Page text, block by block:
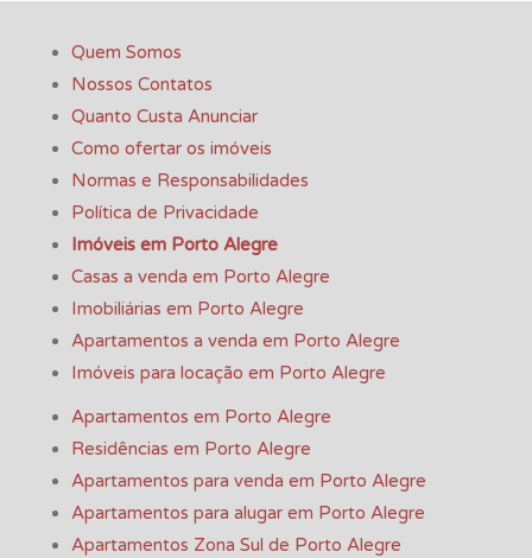
Quem Somos
Nossos Contatos
Quanto Custa Anunciar
Como ofertar os imóveis
Normas e Responsabilidades
Política de Privacidade
Imóveis em Porto Alegre
Casas a venda em Porto Alegre
Imobiliárias em Porto Alegre
Apartamentos a venda em Porto Alegre
Imóveis para locação em Porto Alegre
Apartamentos em Porto Alegre
Residências em Porto Alegre
Apartamentos para venda em Porto Alegre
Apartamentos para alugar em Porto Alegre
Apartamentos Zona Sul de Porto Alegre